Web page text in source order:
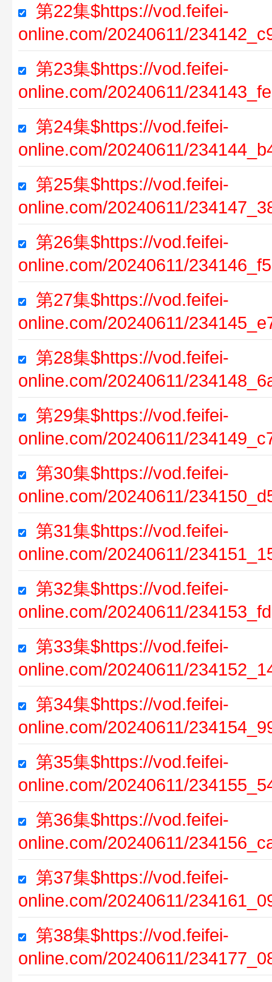
第22集$https://vod.feifei-
online.com/20240611/
第23集$https://vod.feifei-
online.com/20240611/
第24集$https://vod.feifei-
online.com/20240611/
第25集$https://vod.feifei-
online.com/20240611/
第26集$https://vod.feifei-
online.com/20240611/
第27集$https://vod.feifei-
online.com/20240611/
第28集$https://vod.feifei-
online.com/20240611/
第29集$https://vod.feifei-
online.com/20240611/
第30集$https://vod.feifei-
online.com/20240611/
第31集$https://vod.feifei-
online.com/20240611/
第32集$https://vod.feifei-
online.com/20240611/
第33集$https://vod.feifei-
online.com/20240611/
第34集$https://vod.feifei-
online.com/20240611/
第35集$https://vod.feifei-
online.com/20240611/
第36集$https://vod.feifei-
online.com/20240611/
第37集$https://vod.feifei-
online.com/20240611/
第38集$https://vod.feifei-
online.com/20240611/